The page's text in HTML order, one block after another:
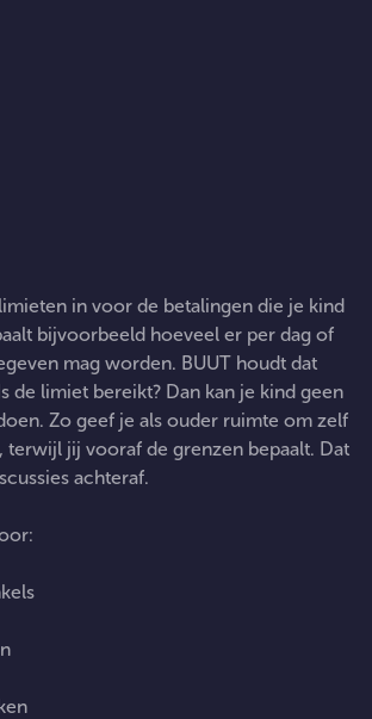
in voor de betalingen die je kind
bijvoorbeeld hoeveel er per dag of
mag worden. BUUT houdt dat
de limiet bereikt? Dan kan je kind geen
Zo geef je als ouder ruimte om zelf
terwijl jij vooraf de grenzen bepaalt. Dat
achteraf.